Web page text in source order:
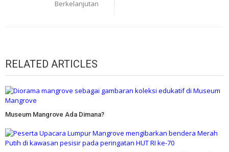
Berkelanjutan
RELATED ARTICLES
Museum Mangrove Ada Dimana?